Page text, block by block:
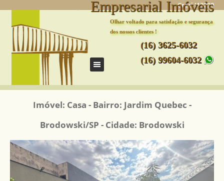
Creci J13229
Empresarial Imóveis
Olhar voltado para satisfação e segurança
dos nossos clientes !
(16) 3625-6032
(16) 99604-6032
Imóvel: Casa - Bairro: Jardim Quebec -
Brodowski/SP - Cidade: Brodowski